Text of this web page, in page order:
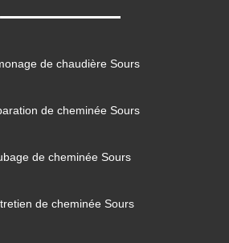
de chaudière Sours
de cheminée Sours
de cheminée Sours
de cheminée Sours